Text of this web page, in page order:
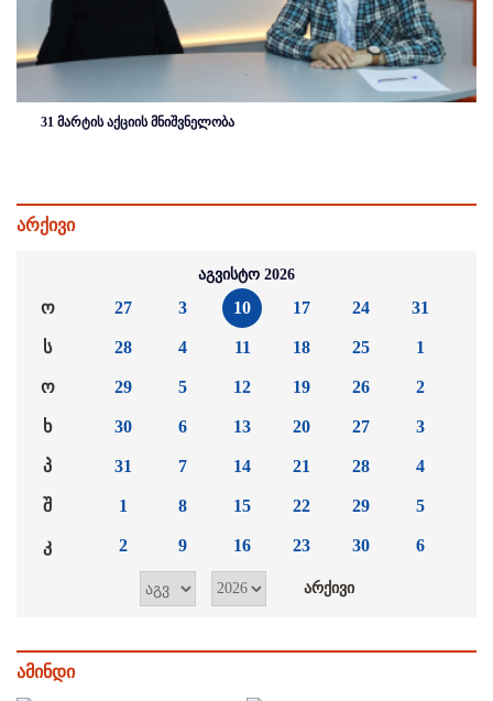
31 მარტის აქციის მნიშვნელობა
არქივი
აგვისტო 2026
ო
ს
ო
ხ
პ
შ
კ
27
28
29
30
31
1
2
3
4
5
6
7
8
9
10
11
12
13
14
15
16
17
18
19
20
21
22
23
24
25
26
27
28
29
30
31
1
2
3
4
5
6
ამინდი